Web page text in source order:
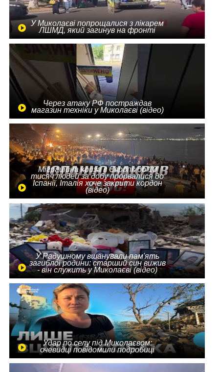
У Миколаєві попрощалися з лікарем
ЛШМД, який загинув на фронті
Через атаку РФ постраждав
магазин техніки у Миколаєві (відео)
Міграційна криза в Європі: до 10
тисяч людей за добу прорвалися до
Іспанії, Італія хоче закрити кордон
(відео)
У Радушному вшанували пам'ять
загиблої родини: старший син вижив
- він служить у Миколаєві (відео)
Удар по селу під Миколаєвом:
очевидці повідомили подробиці